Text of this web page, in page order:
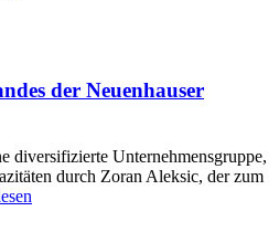
der Neuenhauser
diversifizierte Unternehmensgruppe,
durch Zoran Aleksic, der zum